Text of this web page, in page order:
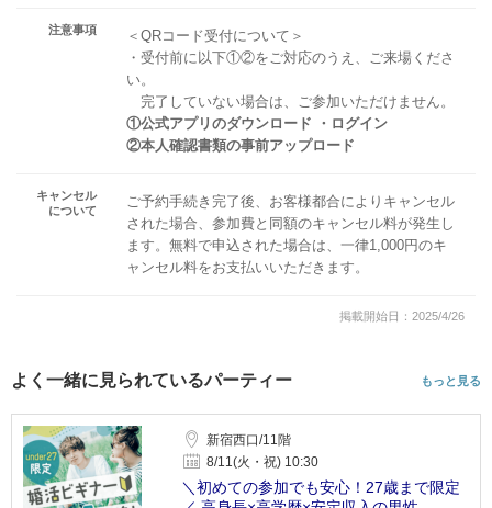
注意事項
＜QRコード受付について＞
・受付前に以下①②をご対応のうえ、ご来場くださ
い。
完了していない場合は、ご参加いただけません。
①公式アプリのダウンロード ・ログイン
②本人確認書類の事前アップロード
キャンセル
について
ご予約手続き完了後、お客様都合によりキャンセル
された場合、参加費と同額のキャンセル料が発生し
ます。無料で申込された場合は、一律1,000円のキ
ャンセル料をお支払いいただきます。
掲載開始日：2025/4/26
よく一緒に見られているパーティー もっと見る
新宿西口/11階
8/11(火・祝) 10:30
＼初めての参加でも安心！27歳まで限定